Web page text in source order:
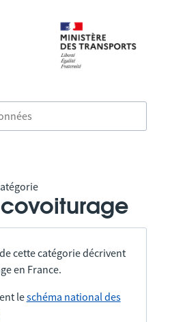
cette catégorie décrivent
en France.
leschéma national des